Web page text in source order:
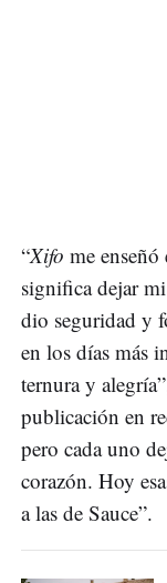
“Xifo me
significa dejar
dio seguridad y
en los días más
ternura y
publicación en
pero cada uno
corazón. Hoy
a las de Sauce”.